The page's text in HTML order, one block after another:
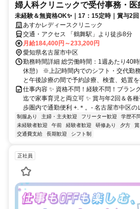
婦人科クリニックで受付事務・医
未経験＆無資格OK✨｜17：15定時｜賞与2
あすかレディースクリニック
交通・アクセス 「鶴舞駅」より徒歩8分
月給184,400円～233,200円
愛知県名古屋市中区
勤務時間詳細 総労働時間：1週あたり40
休憩） ※上記時間内でのシフト・交代勤
と午後診療の間で予約診療、検査、処置を
仕事内容 ✨ 資格不問！経験不問！ブラン
迄で家事育児と両立可 ✨ 賞与年2回＆各
歩圏内で通勤便利 +.＊。- 名古屋市中区の
制服あり 主婦・主夫歓迎 フリーター歓迎 学歴不
未経験者歓迎
午前 経験者歓迎 研修あり 夕方 賞
交通費支給
長期歓迎 シフト制
正社員